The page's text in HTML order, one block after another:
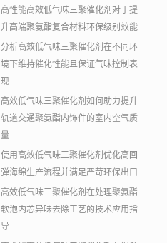
高性能高效低气味三聚催化剂对于提
升高端聚氨酯复合材料环保级别效能
分析高效低气味三聚催化剂在不同环
境下维持催化性能且保证气味控制表
现
高效低气味三聚催化剂如何助力提升
轨道交通聚氨酯内饰件的室内空气质
量
使用高效低气味三聚催化剂优化高回
弹海绵生产流程并满足严苛环保出口
高效低气味三聚催化剂在处理聚氨酯
软泡内芯异味去除工艺的技术应用指
导